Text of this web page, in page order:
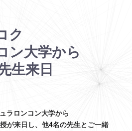
ク
ン大学から
生来日
ラロンコン大学から
が来日し、他4名の先生とご一緒